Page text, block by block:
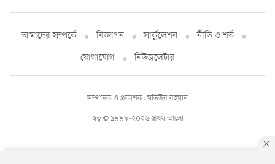
আমাদের সম্পর্কে বিজ্ঞাপন সার্কুলেশন
নীতি ও শর্ত
যোগাযোগ
নিউজলেটার
স্বত্ব © ১৯৯৮-২০২৬ প্রথম আলো
সম্পাদক ও প্রকাশক: মতিউর রহমান